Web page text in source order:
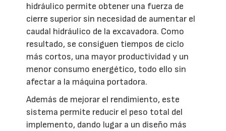
hidráulico permite obtener una fuerza de
cierre superior sin necesidad de aumentar el
caudal hidráulico de la excavadora. Como
resultado, se consiguen tiempos de ciclo
más cortos, una mayor productividad y un
menor consumo energético, todo ello sin
afectar a la máquina portadora.
Además de mejorar el rendimiento, este
sistema permite reducir el peso total del
implemento, dando lugar a un diseño más